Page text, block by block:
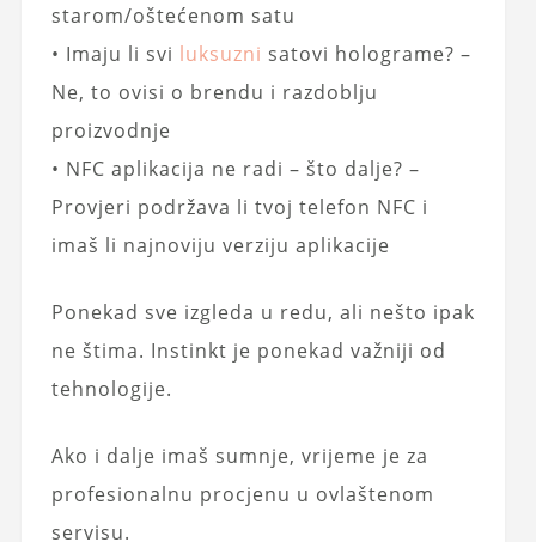
starom/oštećenom satu
• Imaju li svi luksuzni satovi holograme? –
Ne, to ovisi o brendu i razdoblju
proizvodnje
• NFC aplikacija ne radi – što dalje? –
Provjeri podržava li tvoj telefon NFC i
imaš li najnoviju verziju aplikacije
Ponekad sve izgleda u redu, ali nešto ipak
ne štima. Instinkt je ponekad važniji od
tehnologije.
Ako i dalje imaš sumnje, vrijeme je za
profesionalnu procjenu u ovlaštenom
servisu.